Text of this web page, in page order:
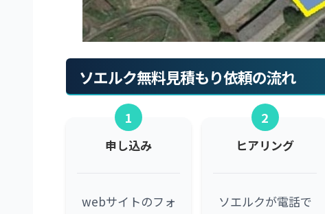
ソエルク無料見積もり依頼の流れ
1
申し込み
webサイトのフォ
2
ヒアリング
ソエルクが電話で